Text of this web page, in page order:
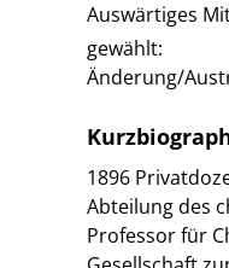
Auswärtiges
gewählt:
Änderung/
1896
Abteilung des
Professor für